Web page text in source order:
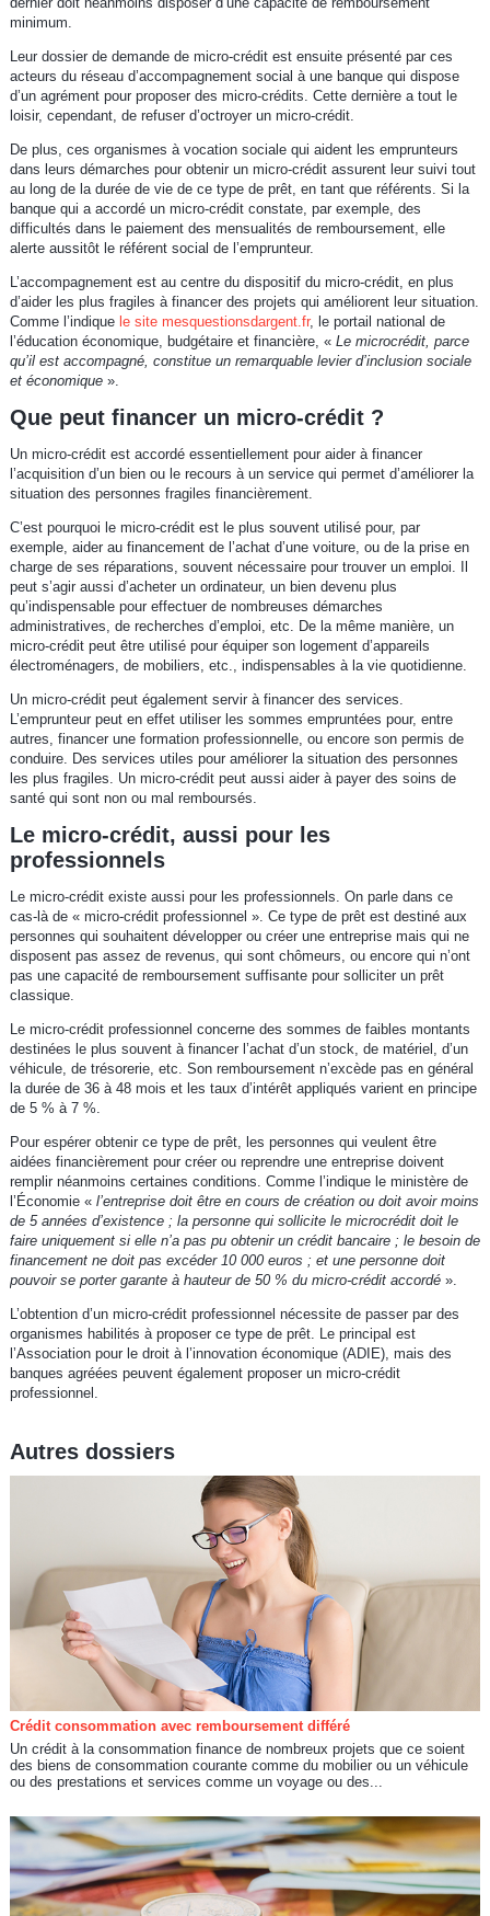
minimum.
Leur dossier de demande de micro-crédit est ensuite présenté par ces
acteurs du réseau d’accompagnement social à une banque qui dispose
d’un agrément pour proposer des micro-crédits. Cette dernière a tout le
loisir, cependant, de refuser d’octroyer un micro-crédit.
De plus, ces organismes à vocation sociale qui aident les emprunteurs
dans leurs démarches pour obtenir un micro-crédit assurent leur suivi tout
au long de la durée de vie de ce type de prêt, en tant que référents. Si la
banque qui a accordé un micro-crédit constate, par exemple, des
difficultés dans le paiement des mensualités de remboursement, elle
alerte aussitôt le référent social de l’emprunteur.
L’accompagnement est au centre du dispositif du micro-crédit, en plus
d’aider les plus fragiles à financer des projets qui améliorent leur situation.
Comme l’indique le site mesquestionsdargent.fr, le portail national de
l’éducation économique, budgétaire et financière, « Le microcrédit, parce
qu’il est accompagné, constitue un remarquable levier d’inclusion sociale
et économique».
Que peut financer un micro-crédit ?
Un micro-crédit est accordé essentiellement pour aider à financer
l’acquisition d’un bien ou le recours à un service qui permet d’améliorer la
situation des personnes fragiles financièrement.
C’est pourquoi le micro-crédit est le plus souvent utilisé pour, par
exemple, aider au financement de l’achat d’une voiture, ou de la prise en
charge de ses réparations, souvent nécessaire pour trouver un emploi. Il
peut s’agir aussi d’acheter un ordinateur, un bien devenu plus
qu’indispensable pour effectuer de nombreuses démarches
administratives, de recherches d’emploi, etc. De la même manière, un
micro-crédit peut être utilisé pour équiper son logement d’appareils
électroménagers, de mobiliers, etc., indispensables à la vie quotidienne.
Un micro-crédit peut également servir à financer des services.
L’emprunteur peut en effet utiliser les sommes empruntées pour, entre
autres, financer une formation professionnelle, ou encore son permis de
conduire. Des services utiles pour améliorer la situation des personnes
les plus fragiles. Un micro-crédit peut aussi aider à payer des soins de
santé qui sont non ou mal remboursés.
Le micro-crédit, aussi pour les
professionnels
Le micro-crédit existe aussi pour les professionnels. On parle dans ce
cas-là de « micro-crédit professionnel ». Ce type de prêt est destiné aux
personnes qui souhaitent développer ou créer une entreprise mais qui ne
disposent pas assez de revenus, qui sont chômeurs, ou encore qui n’ont
pas une capacité de remboursement suffisante pour solliciter un prêt
classique.
Le micro-crédit professionnel concerne des sommes de faibles montants
destinées le plus souvent à financer l’achat d’un stock, de matériel, d’un
véhicule, de trésorerie, etc. Son remboursement n’excède pas en général
la durée de 36 à 48 mois et les taux d’intérêt appliqués varient en principe
de 5 % à 7 %.
Pour espérer obtenir ce type de prêt, les personnes qui veulent être
aidées financièrement pour créer ou reprendre une entreprise doivent
remplir néanmoins certaines conditions. Comme l’indique le ministère de
l’Économie « l’entreprise doit être en cours de création ou doit avoir moins
de 5 années d’existence ; la personne qui sollicite le microcrédit doit le
faire uniquement si elle n’a pas pu obtenir un crédit bancaire ; le besoin de
financement ne doit pas excéder 10 000 euros ; et une personne doit
pouvoir se porter garante à hauteur de 50 % du micro-crédit accordé».
L’obtention d’un micro-crédit professionnel nécessite de passer par des
organismes habilités à proposer ce type de prêt. Le principal est
l’Association pour le droit à l’innovation économique (ADIE), mais des
banques agréées peuvent également proposer un micro-crédit
professionnel.
Autres dossiers
Crédit consommation avec remboursement différé
Un crédit à la consommation finance de nombreux projets que ce soient
des biens de consommation courante comme du mobilier ou un véhicule
ou des prestations et services comme un voyage ou des...